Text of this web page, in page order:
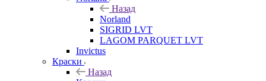
Назад
Norland
SIGRID LVT
LAGOM PARQUET LVT
Invictus
Краски
Назад